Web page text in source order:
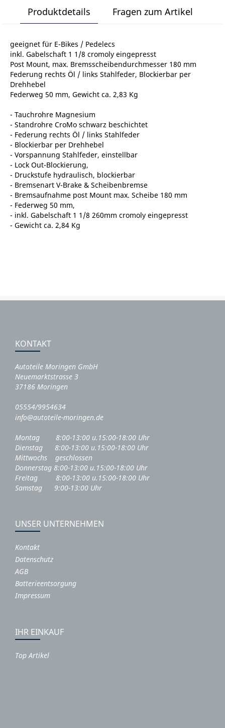
Produktdetails Fragen zum Artikel
geeignet für E-Bikes / Pedelecs
inkl. Gabelschaft 1 1/8 cromoly eingepresst
Post Mount, max. Bremsscheibendurchmesser 180 mm
Federung rechts Öl / links Stahlfeder, Blockierbar per
Drehhebel
Federweg 50 mm, Gewicht ca. 2,83 Kg
- Tauchrohre Magnesium
- Standrohre CroMo schwarz beschichtet
- Federung rechts Öl / links Stahlfeder
- Blockierbar per Drehhebel
- Vorspannung Stahlfeder, einstellbar
- Lock Out-Blockierung,
- Druckstufe hydraulisch, blockierbar
- Bremsenart V-Brake & Scheibenbremse
- Bremsaufnahme post Mount max. Scheibe 180 mm
- Federweg 50 mm,
- inkl. Gabelschaft 1 1/8 260mm cromoly eingepresst
- Gewicht ca. 2,84 Kg
KONTAKT
Autoteile Moringen GmbH
Neuemarktstrasse 3
37186 Moringen
05554/9954634
info@autoteile-moringen.de
Montag 8:00-13:00 u.15:00-18:00 Uhr
Dienstag 8:00-13:00 u.15:00-18:00 Uhr
Mittwochs geschlossen
Donnerstag 8:00-13:00 u.15:00-18:00 Uhr
Freitag 8:00-13:00 u.15:00-18:00 Uhr
Samstag 9:00-13:00 Uhr
UNSER UNTERNEHMEN
Kontakt
Datenschutz
AGB
Batterieentsorgung
Impressum
IHR EINKAUF
Top Artikel